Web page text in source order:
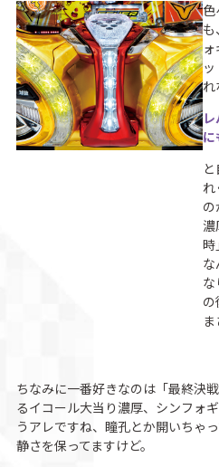
の
時
な
の
ちなみに一番好きなのは「最終決
るイコール大当り濃厚、シンフォ
うアレですね、瞳孔とか開いちゃ
静さを保ってますけど。